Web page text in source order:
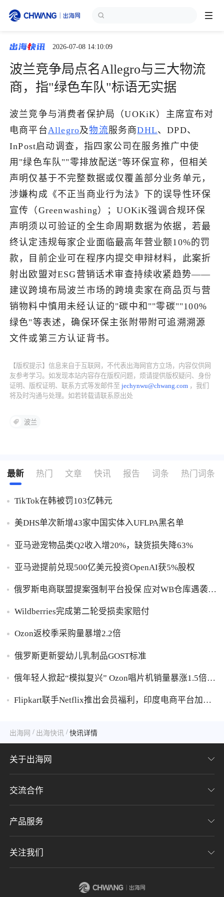
跨境展会
出海服务
出海资讯
跨境报告
出海导航
出海交流群
了解出海网
2026-07-08 14:10:09
波兰竞争局点名Allegro与三大物流
商，指"绿色车队"标语无实据
波兰竞争与消费者保护局（UOKiK）主席宣布对
电商平台Allegro及物流服务商DHL、DPD、
InPost启动调查，指四家公司在服务推广中使
用"绿色车队""零排放配送"等环保宣称，但相关
声明仅基于不完整数据或仅覆盖部分业务单元，
涉嫌构成《不正当商业行为法》下的误导性环保
宣传（Greenwashing）；UOKiK强调合规环保
声明须以可验证的全生命周期数据为依据，若最
终认定违规每家企业面临最高年营业额10%的罚
款，目前企业可在程序内提交申辩材料，此案折
射出欧盟对ESG营销话术审查持续收紧趋势——
建议跨境布局波兰市场的跨境卖家在商品页与营
销物料中慎用未经认证的"碳中和""零碳""100%
绿色"等表述，确保环保主张附带附可追溯溯源
文件或第三方认证背书。
【版权提示】信息来自于互联网，不代表出海网官方立场，内容仅供网
友参考学习。如发现本站内容存在版权问题，烦请提供版权疑问、身份
证明、版权证明、联系方式等发邮件至jechynwu@chwang.com ，我们
将及时沟通与处理。如若转载请联系原出处
波兰
最新 热门 文章 快讯 报告 词条 热门词条
TikTok在韩被罚103亿韩元
美DHS单次新增43家中国实体入UFLPA黑名单
亚马逊宠物品类Q2收入增20%，缺货损失降63%
亚马逊提前兑现500亿美元投资OpenAI获5%股权
俄罗斯电商联盟提案强制平台投保 应对WB仓库遇袭卖
Wildberries完成第二轮受损卖家赔付
Ozon返校季采购量暴增2.2倍
俄罗斯更新婴幼儿乳制品GOST标准
俄年轻人掀起“模拟复兴” Ozon唱片机销量暴涨1.5倍黑
Flipkart联手Netflix推出会员福利，印度电商平台加码
出海网 / 出海快讯 / 快讯详情
关于出海网
关于我们
加入我们
隐私协议
交流合作
联系我们
意见反馈
产品服务
CHWE全球跨境电商展
关注我们